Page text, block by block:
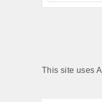
This site uses